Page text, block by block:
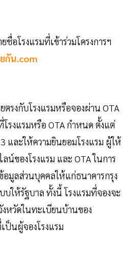
อโรงแรมที่เข้าร่วมโครงการฯ
กัน.com
รงกับโรงแรมหรือจองผ่าน OTA
รงแรมหรือ OTA กำหนด ตั้งแต่
และให้ความยินยอมโรงแรม ผู้ให้
น์ของโรงแรม และ OTA ในการ
อมูลส่วนบุคคลให้แก่ธนาคารกรุง
ให้รัฐบาล ทั้งนี้ โรงแรมที่จองจะ
หวัดในทะเบียนบ้านของ
นผู้จองโรงแรม